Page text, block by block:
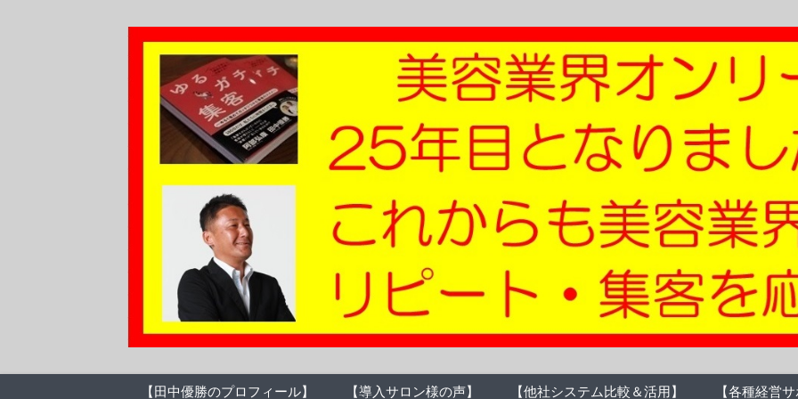
【田中優勝のプロフィール】 【導入サロン様の声】 【他社システム比較＆活用】 【各種経営